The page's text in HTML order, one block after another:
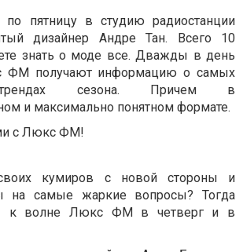
по пятницу в студию радиостанции
дизайнер Андре Тан. Всего 10
знать о моде все. Дважды в день
ФМ получают информацию о самых
трендах сезона. Причем в
и максимально понятном формате.
с Люкс ФМ!
кумиров с новой стороны и
на самые жаркие вопросы? Тогда
к волне Люкс ФМ в четверг и в